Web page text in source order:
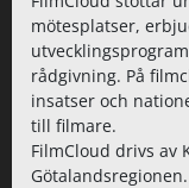
mötesplatser,
rådgivning. På
insatser och
till filmare.
FilmCloud drivs av
Götalandsregionen.